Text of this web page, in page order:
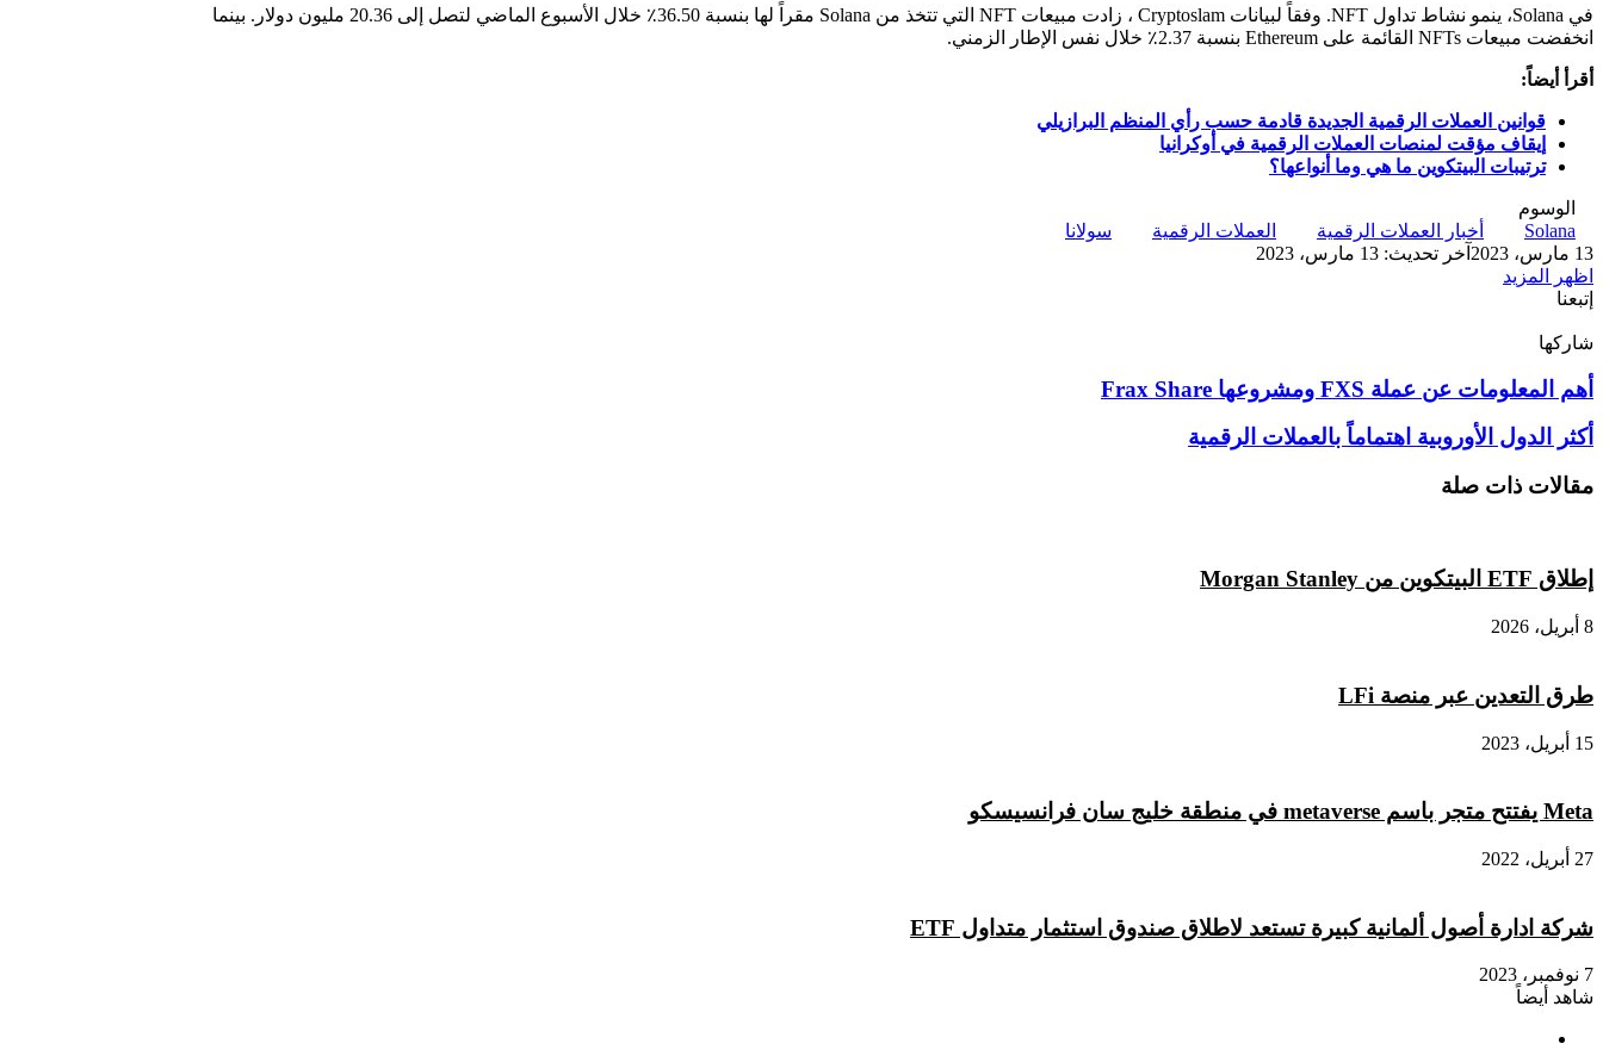
في Solana، ينمو نشاط تداول NFT. وفقاً لبيانات Cryptoslam ، زادت مبيعات NFT التي تتخذ من Solana مقراً لها بنسبة 36.50٪ خلال الأسبوع الماضي لتصل إلى 20.36 مليون دولار. بينما
انخفضت مبيعات NFTs القائمة على Ethereum بنسبة 2.37٪ خلال نفس الإطار الزمني.
أقرأ أيضاً:
قوانين العملات الرقمية الجديدة قادمة حسب رأي المنظم البرازيلي
إيقاف مؤقت لمنصات العملات الرقمية في أوكرانيا
ترتيبات البيتكوين ما هي وما أنواعها؟
الوسوم
Solana
أخبار العملات الرقمية العملات الرقمية
سولانا
13 مارس، 2023
آخر تحديث: 13 مارس، 2023
اظهر المزيد
إتبعنا
شاركها
أهم
المعلومات
عن
عملة
FXS
ومشروعها
أهم المعلومات عن عملة FXS ومشروعها Frax Share
أكثر
الدول
الأوروبية
أكثر الدول الأوروبية اهتماماً بالعملات الرقمية
مقالات ذات صلة
إطلاق ETF البيتكوين من Morgan Stanley
8 أبريل، 2026
طرق التعدين عبر منصة LFi
15 أبريل، 2023
Meta يفتتح متجر باسم metaverse في منطقة خليج سان فرانسيسكو
27 أبريل، 2022
شركة ادارة أصول ألمانية كبيرة تستعد لاطلاق صندوق استثمار متداول ETF
7 نوفمبر، 2023
شاهد أيضاً